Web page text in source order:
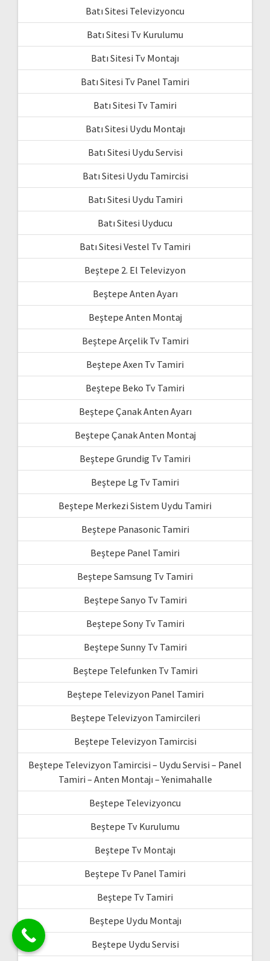
Batı Sitesi Televizyoncu
Batı Sitesi Tv Kurulumu
Batı Sitesi Tv Montajı
Batı Sitesi Tv Panel Tamiri
Batı Sitesi Tv Tamiri
Batı Sitesi Uydu Montajı
Batı Sitesi Uydu Servisi
Batı Sitesi Uydu Tamircisi
Batı Sitesi Uydu Tamiri
Batı Sitesi Uyducu
Batı Sitesi Vestel Tv Tamiri
Beştepe 2. El Televizyon
Beştepe Anten Ayarı
Beştepe Anten Montaj
Beştepe Arçelik Tv Tamiri
Beştepe Axen Tv Tamiri
Beştepe Beko Tv Tamiri
Beştepe Çanak Anten Ayarı
Beştepe Çanak Anten Montaj
Beştepe Grundig Tv Tamiri
Beştepe Lg Tv Tamiri
Beştepe Merkezi Sistem Uydu Tamiri
Beştepe Panasonic Tamiri
Beştepe Panel Tamiri
Beştepe Samsung Tv Tamiri
Beştepe Sanyo Tv Tamiri
Beştepe Sony Tv Tamiri
Beştepe Sunny Tv Tamiri
Beştepe Telefunken Tv Tamiri
Beştepe Televizyon Panel Tamiri
Beştepe Televizyon Tamircileri
Beştepe Televizyon Tamircisi
Beştepe Televizyon Tamircisi – Uydu Servisi – Panel
Tamiri – Anten Montajı – Yenimahalle
Beştepe Televizyoncu
Beştepe Tv Kurulumu
Beştepe Tv Montajı
Beştepe Tv Panel Tamiri
Beştepe Tv Tamiri
Beştepe Uydu Montajı
Beştepe Uydu Servisi